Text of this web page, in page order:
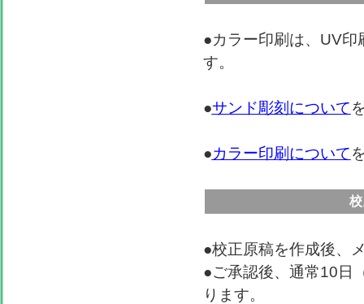
●カラー印刷は、UV印
す。
●サンド彫刻について
●カラー印刷について
●校正原稿を作成後、
●ご承認後、通常10日
ります。